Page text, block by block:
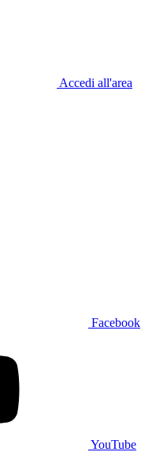
Accedi all'area
Facebook
YouTube